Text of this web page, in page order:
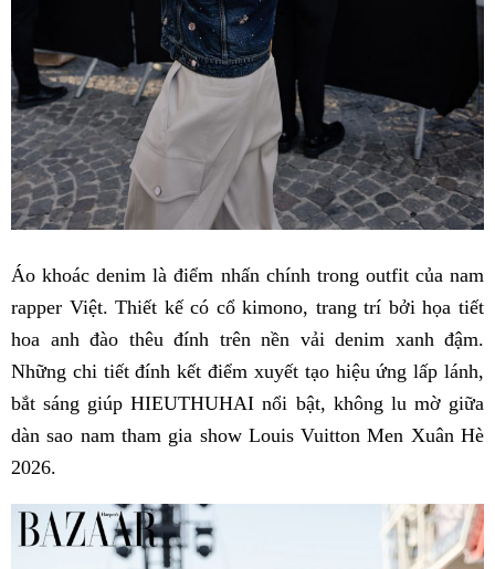
Áo khoác denim là điểm nhấn chính trong outfit của nam
rapper Việt. Thiết kế có cổ kimono, trang trí bởi họa tiết
hoa anh đào thêu đính trên nền vải denim xanh đậm.
Những chi tiết đính kết điểm xuyết tạo hiệu ứng lấp lánh,
bắt sáng giúp HIEUTHUHAI nổi bật, không lu mờ giữa
dàn sao nam tham gia show Louis Vuitton Men Xuân Hè
2026.